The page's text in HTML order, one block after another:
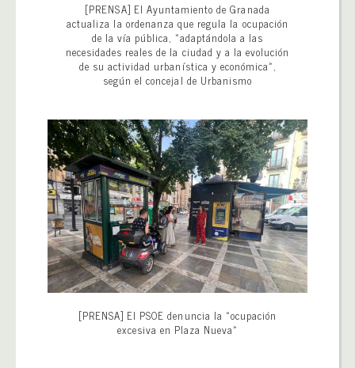
[PRENSA] El Ayuntamiento de Granada
actualiza la ordenanza que regula la ocupación
de la vía pública, «adaptándola a las
necesidades reales de la ciudad y a la evolución
de su actividad urbanística y económica»,
según el concejal de Urbanismo
[PRENSA] El PSOE denuncia la «ocupación
excesiva en Plaza Nueva»